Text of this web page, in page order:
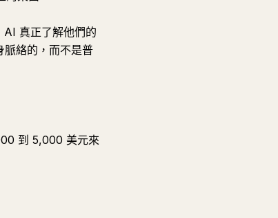
真正了解他們的
脈絡的，而不是普
到 5,000 美元來